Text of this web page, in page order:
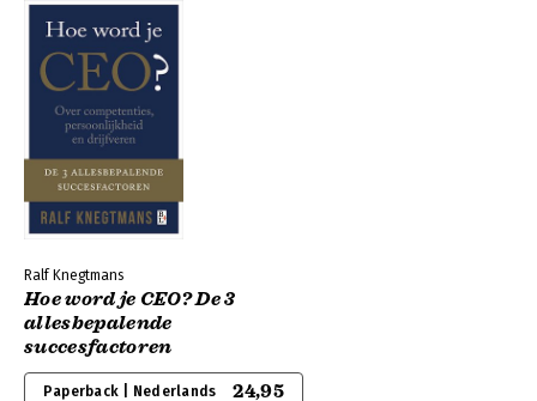
Ralf Knegtmans
Hoe word je CEO? De 3
allesbepalende
succesfactoren
Paperback | Nederlands 24,95